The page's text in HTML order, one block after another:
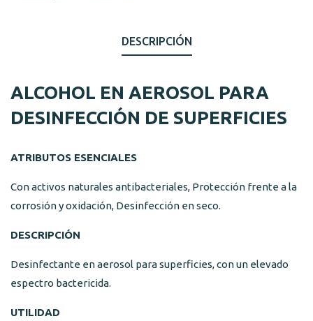
DESCRIPCIÓN
ALCOHOL EN AEROSOL PARA
DESINFECCIÓN DE SUPERFICIES
ATRIBUTOS ESENCIALES
Con activos naturales antibacteriales, Protección frente a la
corrosión y oxidación, Desinfección en seco.
DESCRIPCIÓN
Desinfectante en aerosol para superficies, con un elevado
espectro bactericida.
UTILIDAD